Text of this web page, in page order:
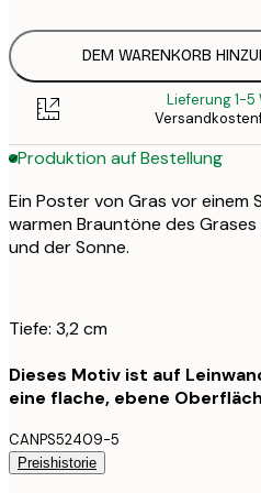
DEM WARENKORB
Lieferung 1-5
Produktion auf Bestellung
Ein Poster von Gras vor einem
warmen Brauntöne des
und der Sonne.
Tiefe: 3,2 cm
Dieses Motiv ist auf
eine flache, ebene
CANPS52409-5
Preishistorie